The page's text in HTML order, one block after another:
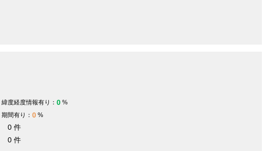
緯度経度情報有り： 0 %
期間有り： 0 %
0 件
0 件